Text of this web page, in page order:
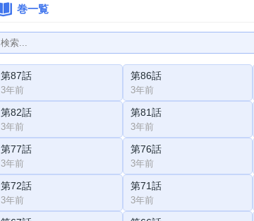
巻一覧
第87話
3年前
第86話
3年前
第82話
3年前
第81話
3年前
第77話
3年前
第76話
3年前
第72話
3年前
第71話
3年前